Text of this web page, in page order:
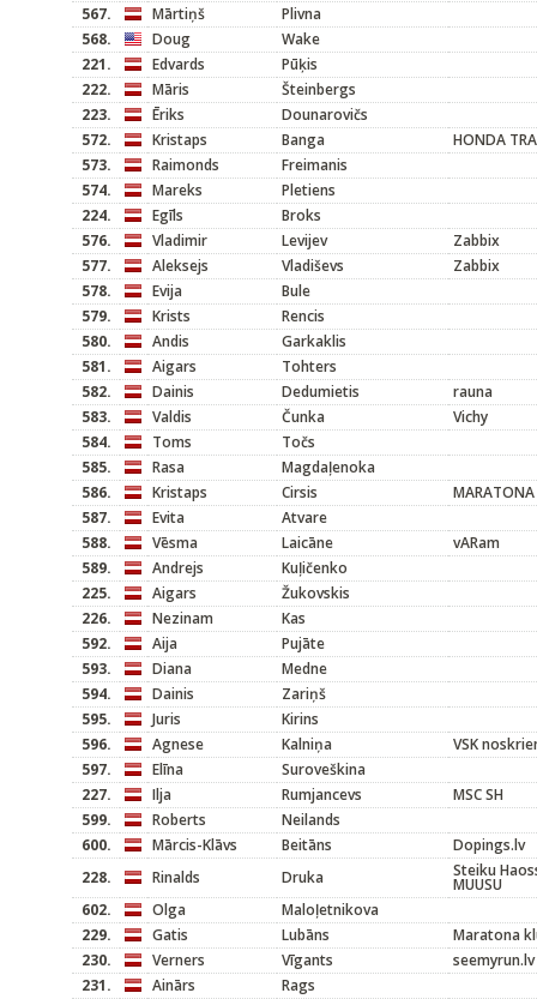
567.
Mārtiņš
Plivna
568.
Doug
Wake
221.
Edvards
Pūķis
222.
Māris
Šteinbergs
223.
Ēriks
Dounarovičs
572.
Kristaps Banga
HONDA
573.
Raimonds
Freimanis
574.
Mareks
Pletiens
224.
Egīls
Broks
576.
Vladimir Levijev
Zabbix
577.
Aleksejs Vladiševs
Zabbix
578.
Evija
Bule
579.
Krists
Rencis
580.
Andis
Garkaklis
581.
Aigars
Tohters
582.
Dainis Dedumietis
rauna
583.
Valdis Čunka
Vichy
584.
Toms
Točs
585.
Rasa
Magdaļenoka
586.
Kristaps Cirsis
MARATONA
587.
Evita
Atvare
588.
Vēsma Laicāne
vARam
589.
Andrejs
Kuļičenko
225.
Aigars
Žukovskis
226.
Nezinam
Kas
592.
Aija
Pujāte
593.
Diana
Medne
594.
Dainis
Zariņš
595.
Juris
Kirins
596.
Agnese Kalniņa
VSK
597.
Elīna
Suroveškina
227.
Ilja Rumjancevs
MSC SH
599.
Roberts
Neilands
600.
Mārcis-Klāvs Beitāns
Dopings.lv
228.
Rinalds Druka Steiku
MUUSU
602.
Olga
Maloļetnikova
229.
Gatis Lubāns
Maratona
230.
Verners Vīgants
seemyrun.lv
231.
Ainārs
Rags